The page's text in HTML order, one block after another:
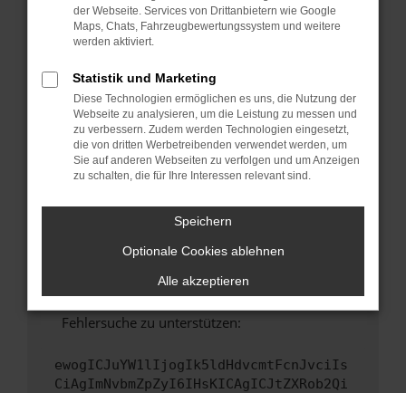
Starte dein Gerät neu.
Das kann manchmal helfen, vorübergehende
Probleme zu beheben.
Stelle sicher, dass dein Browser und dein
Betriebssystem auf dem neuesten Stand
sind.
Veraltete Software birgt nicht nur ein
Sicherheitsrisiko, sondern kann auch dazu
führen, dass bestimmte Funktionen nicht mehr
Wende dich an den Webseitenbetreiber.
Wenn du alle oben genannten Schritte versucht
hast, kontaktiere uns bitte. Wir werden
versuchen, das Problem zu beheben. Du kannst
uns diesen Text schicken, um uns bei der
Fehlersuche zu unterstützen:
ewogICJuYW1lIjogIk5ldHdvcmtFcnJvciIs
CiAgImNvbmZpZyI6IHsKICAgICJtZXRob2Qi
der Webseite. Services von Drittanbietern wie Google
Maps, Chats, Fahrzeugbewertungssystem und weitere
werden aktiviert.
Statistik und Marketing
Diese Technologien ermöglichen es uns, die Nutzung der
Webseite zu analysieren, um die Leistung zu messen und
zu verbessern. Zudem werden Technologien eingesetzt,
die von dritten Werbetreibenden verwendet werden, um
Sie auf anderen Webseiten zu verfolgen und um Anzeigen
zu schalten, die für Ihre Interessen relevant sind.
Speichern
Optionale Cookies ablehnen
Alle akzeptieren